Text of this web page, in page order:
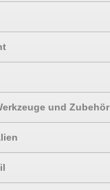
und Zubehör